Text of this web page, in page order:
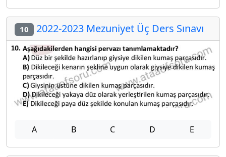
10 2022-2023 Mezuniyet Üç Ders Sınavı
A B C D E